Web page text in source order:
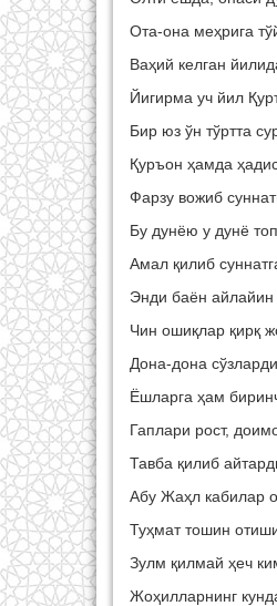
Ота-она меҳрига
Ваҳий келган
Йигирма уч йил
Бир юз ўн тўртта
Қуръон ҳамда
Фарзу вожиб
Бу дунёю у дунё
Амал қилиб
Энди баён
Чин ошиқлар қирқ
Дона-дона
Ёшларга ҳам
Гаплари рост,
Тавба қилиб
Абу Жаҳл кабилар
Туҳмат тошин
Зулм қилмай ҳеч
Жоҳилларнинг